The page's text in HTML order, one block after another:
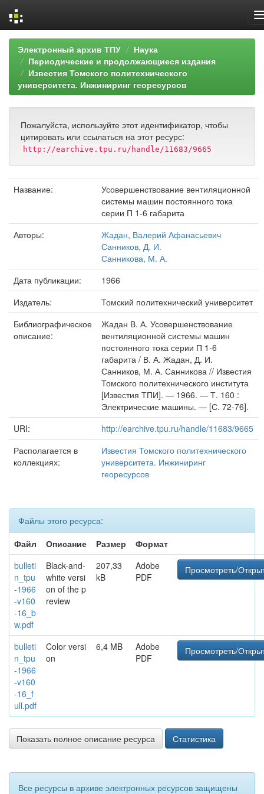
Skip
navigation
Электронный архив ТПУ
Наука
Периодические и продолжающиеся издания
Известия Томского политехнического
университета. Инжиниринг георесурсов
Пожалуйста, используйте этот идентификатор, чтобы
цитировать или ссылаться на этот ресурс:
http://earchive.tpu.ru/handle/11683/9665
Название:
Усовершенствование вентиляционной
системы машин постоянного тока
серии П 1-6 габарита
Авторы:
Жадан, Валерий Афанасьевич
Санников, Д. И.
Санникова, М. А.
Дата публикации:
1966
Издатель:
Томский политехнический университет
Библиографическое
описание:
Жадан В. А. Усовершенствование
вентиляционной системы машин
постоянного тока серии П 1-6
габарита / В. А. Жадан, Д. И.
Санников, М. А. Санникова // Известия
Томского политехнического института
[Известия ТПИ]. — 1966. — Т. 160 :
Электрические машины. — [С. 72-76].
URI:
http://earchive.tpu.ru/handle/11683/9665
Располагается в
коллекциях:
Известия Томского политехнического
университета. Инжиниринг
георесурсов
Файлы этого ресурса:
Файл
Описание Размер
Формат
bulleti
n_tpu
-1966
-v160
-16_b
w.pdf
Black-and-
white versi
on of the p
review
207,33
kB
Adobe
PDF
Просмотреть/
bulleti
n_tpu
-1966
-v160
-16_f
ull.pdf
Color versi
on
6,4 MB
Adobe
PDF
Просмотреть/
Показать полное описание ресурса Статистика
Все ресурсы в архиве электронных ресурсов защищены